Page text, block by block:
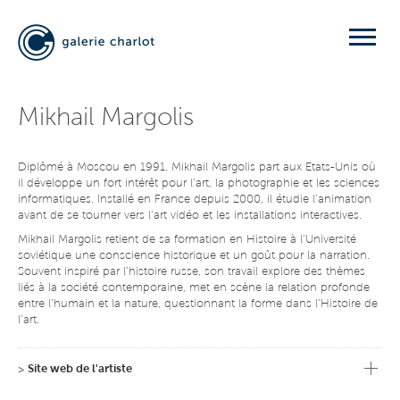
Mikhail Margolis
Diplômé à Moscou en 1991, Mikhail Margolis part aux Etats-Unis où
il développe un fort intérêt pour l’art, la photographie et les sciences
informatiques. Installé en France depuis 2000, il étudie l’animation
avant de se tourner vers l’art vidéo et les installations interactives.
Mikhail Margolis retient de sa formation en Histoire à l’Université
soviétique une conscience historique et un goût pour la narration.
Souvent inspiré par l’histoire russe, son travail explore des thèmes
liés à la société contemporaine, met en scène la relation profonde
entre l’humain et la nature, questionnant la forme dans l’Histoire de
l’art.
technologies, des écrans et ordinateurs miniatures aux petits circuits
> Site web de l'artiste